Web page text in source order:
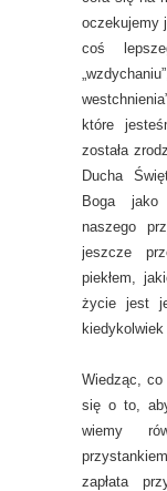
oczekujemy
coś
które
została
Ducha
Boga jako
naszego
jeszcze
piekłem,
życie jest
kiedykolwiek
Wiedząc, co
się o to,
wiemy
zapłata